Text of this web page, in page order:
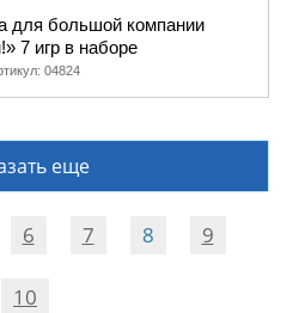
для большой компании
7 игр в наборе
04824
еще
6 7 8 9
10